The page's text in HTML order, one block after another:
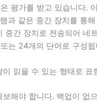
평가를 받고 있습니다.
과 같은 중간 장치를 통
중간 장치로 전송되어
는 24개의 단어로 구성됩
읽을 수 있는 형태로 표
해야 합니다. 백업이 없